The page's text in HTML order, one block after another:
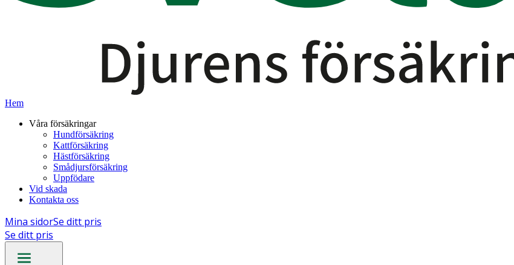
Hem
Våra försäkringar
Hundförsäkring
Kattförsäkring
Hästförsäkring
Smådjursförsäkring
Uppfödare
Vid skada
Kontakta oss
Mina sidorSe ditt pris
Se ditt pris